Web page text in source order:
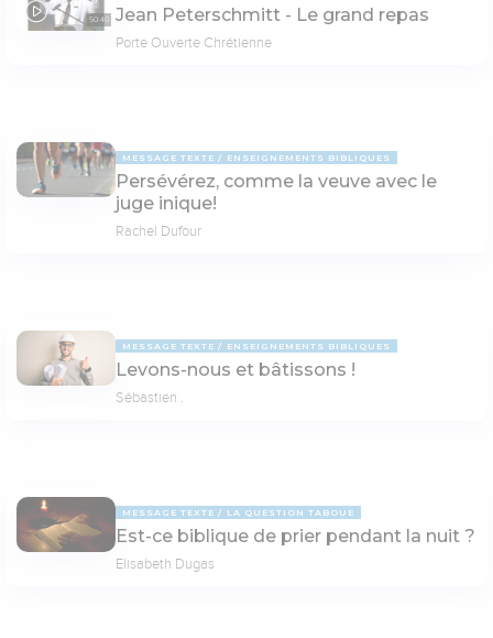
50:40 Jean Peterschmitt - Le grand repas
Porte Ouverte Chrétienne
MESSAGE TEXTE ENSEIGNEMENTS BIBLIQUES
Persévérez, comme la veuve avec le
juge inique!
Rachel Dufour
MESSAGE TEXTE ENSEIGNEMENTS BIBLIQUES
Levons-nous et bâtissons !
Sébastien .
MESSAGE TEXTE LA QUESTION TABOUE
Est-ce biblique de prier pendant la nuit ?
Elisabeth Dugas